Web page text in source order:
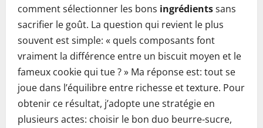
comment sélectionner les bons ingrédientssans
sacrifier le goût. La question qui revient le plus
souvent est simple: « quels composants font
vraiment la différence entre un biscuit moyen et le
fameux cookie qui tue ? » Ma réponse est: tout se
joue dans l’équilibre entre richesse et texture. Pour
obtenir ce résultat, j’adopte une stratégie en
plusieurs actes: choisir le bon duo beurre-sucre,